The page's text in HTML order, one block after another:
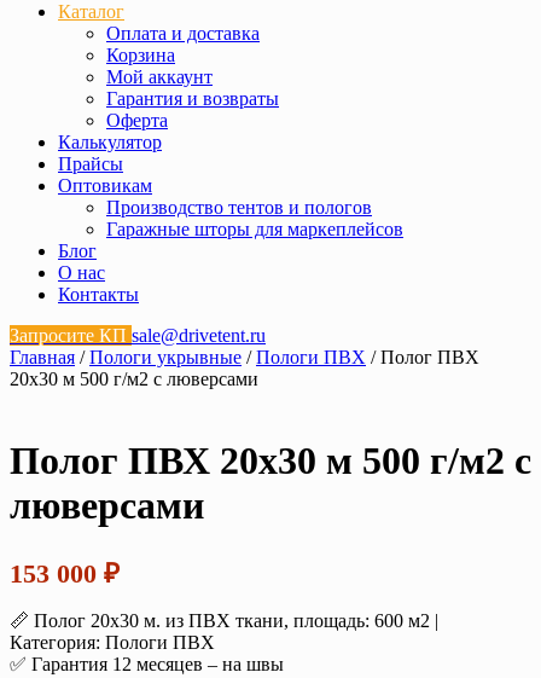
Каталог
Оплата и доставка
Корзина
Мой аккаунт
Гарантия и возвраты
Оферта
Калькулятор
Прайсы
Оптовикам
Производство тентов и пологов
Гаражные шторы для маркеплейсов
Блог
О нас
Контакты
Запросите КП sale@drivetent.ru
Главная /Пологи укрывные /Пологи ПВХ / Полог ПВХ
20х30 м 500 г/м2 с люверсами
Полог ПВХ 20х30 м 500 г/м2 с
люверсами
153 000 ₽
📏 Полог 20х30 м. из ПВХ ткани, площадь: 600 м2 |
Категория: Пологи ПВХ
✅ Гарантия 12 месяцев – на швы